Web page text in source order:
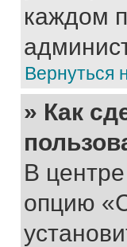
каждом
Вернуться
» Как
В
опцию